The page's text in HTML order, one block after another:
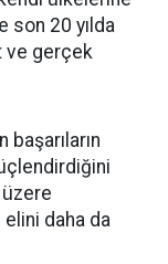
son 20 yılda
ve gerçek
daha da